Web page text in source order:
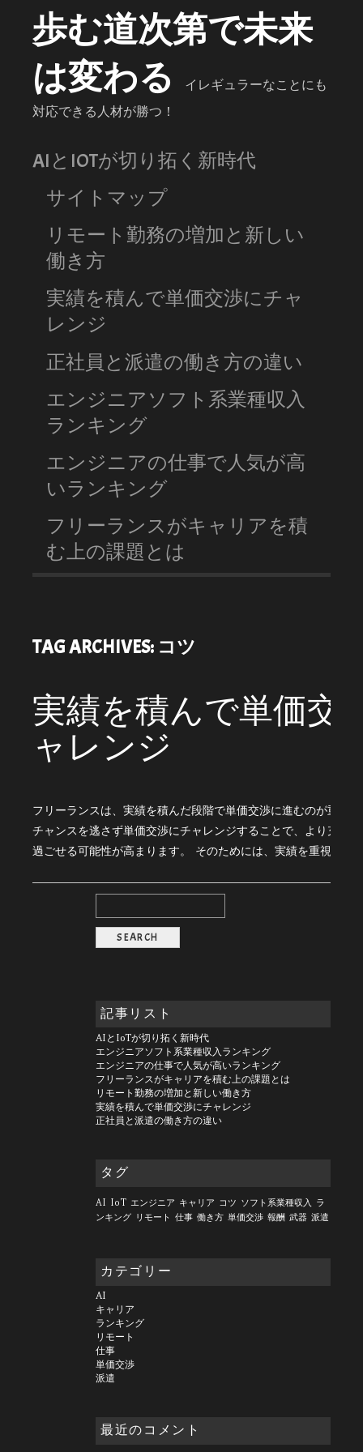
歩む道次第で未来
は変わる
イレギュラーなことにも
対応できる人材が勝つ！
AIとIOTが切り拓く新時代
サイトマップ
リモート勤務の増加と新しい
働き方
実績を積んで単価交渉にチャ
レンジ
正社員と派遣の働き方の違い
エンジニアソフト系業種収入
ランキング
エンジニアの仕事で人気が高
いランキング
フリーランスがキャリアを積
む上の課題とは
TAG ARCHIVES: コツ
実績を積んで単価交
ャレンジ
フリーランスは、実績を積んだ段階で単価交渉に進むのが重要
チャンスを逃さず単価交渉にチャレンジすることで、より充実
過ごせる可能性が高まります。 そのためには、実績を重視し
記事リスト
AIとIoTが切り拓く新時代
エンジニアソフト系業種収入ランキング
エンジニアの仕事で人気が高いランキング
フリーランスがキャリアを積む上の課題とは
リモート勤務の増加と新しい働き方
実績を積んで単価交渉にチャレンジ
正社員と派遣の働き方の違い
タグ
AI IoT エンジニア キャリア コツ ソフト系業種収入 ラ
ンキング リモート 仕事 働き方 単価交渉 報酬 武器 派遣
カテゴリー
AI
キャリア
ランキング
リモート
仕事
単価交渉
派遣
最近のコメント